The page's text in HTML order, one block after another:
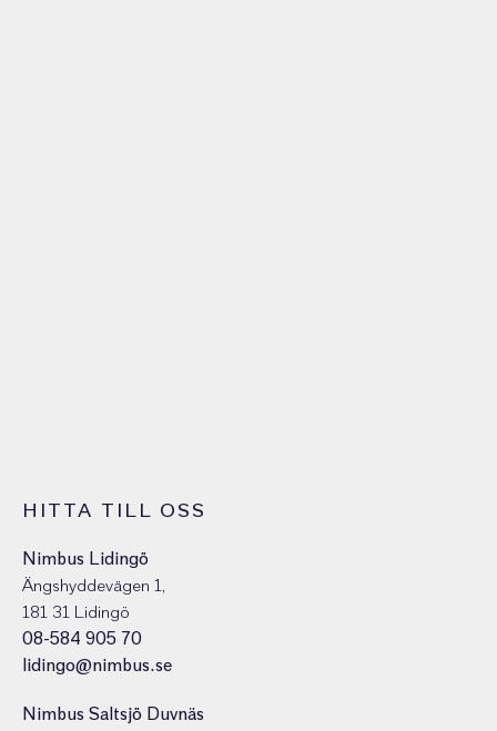
HITTA TILL OSS
Nimbus Lidingö
Ängshyddevägen 1,
181 31 Lidingö
08-584 905 70
lidingo@nimbus.se
Nimbus Saltsjö Duvnäs